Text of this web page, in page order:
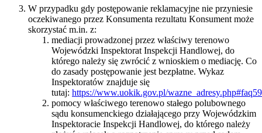
W przypadku gdy postępowanie reklamacyjne nie przyniesie
oczekiwanego przez Konsumenta rezultatu Konsument może
skorzystać m.in. z:
mediacji prowadzonej przez właściwy terenowo
Wojewódzki Inspektorat Inspekcji Handlowej, do
którego należy się zwrócić z wnioskiem o mediację. Co
do zasady postępowanie jest bezpłatne. Wykaz
Inspektoratów znajduje się
tutaj: https://www.uokik.gov.pl/
pomocy właściwego terenowo stałego polubownego
sądu konsumenckiego działającego przy Wojewódzkim
Inspektoracie Inspekcji Handlowej, do którego należy